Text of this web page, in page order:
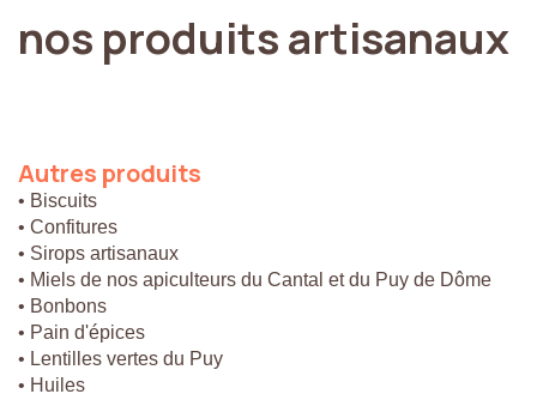
nos produitsartisanaux
Autres produits
• Biscuits
• Confitures
• Sirops artisanaux
• Miels de nos apiculteurs du Cantal et du Puy de Dôme
• Bonbons
• Pain d'épices
• Lentilles vertes du Puy
• Huiles